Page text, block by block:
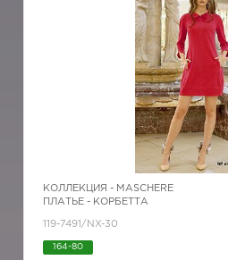
КОЛЛЕКЦИЯ - MASCHERE
ПЛАТЬЕ - КОРБЕТТА
119-7491/NX-30
164-80